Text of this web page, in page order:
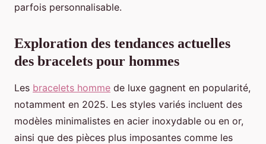
parfois personnalisable.
Exploration des tendances actuelles
des bracelets pour hommes
Les bracelets homme de luxe gagnent en popularité,
notamment en 2025. Les styles variés incluent des
modèles minimalistes en acier inoxydable ou en or,
ainsi que des pièces plus imposantes comme les